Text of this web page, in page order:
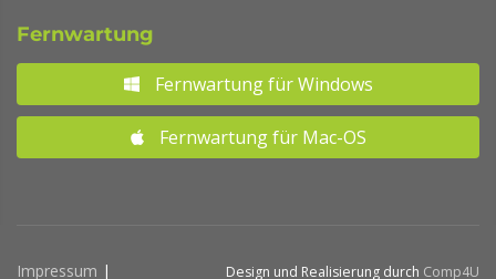
Fernwartung
Fernwartung für Windows
Fernwartung für Mac-OS
Impressum | Design und Realisierung durch Comp4U